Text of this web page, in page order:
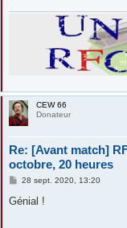
CEW 66
Donateur
Re: [Avant match]
octobre, 20 heures
M
s
28 sept. 2020, 13:20
Génial !